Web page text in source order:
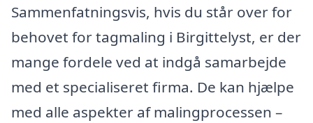
Sammenfatningsvis, hvis du står over for
behovet for tagmaling i Birgittelyst, er der
mange fordele ved at indgå samarbejde
med et specialiseret firma. De kan hjælpe
med alle aspekter af malingprocessen –